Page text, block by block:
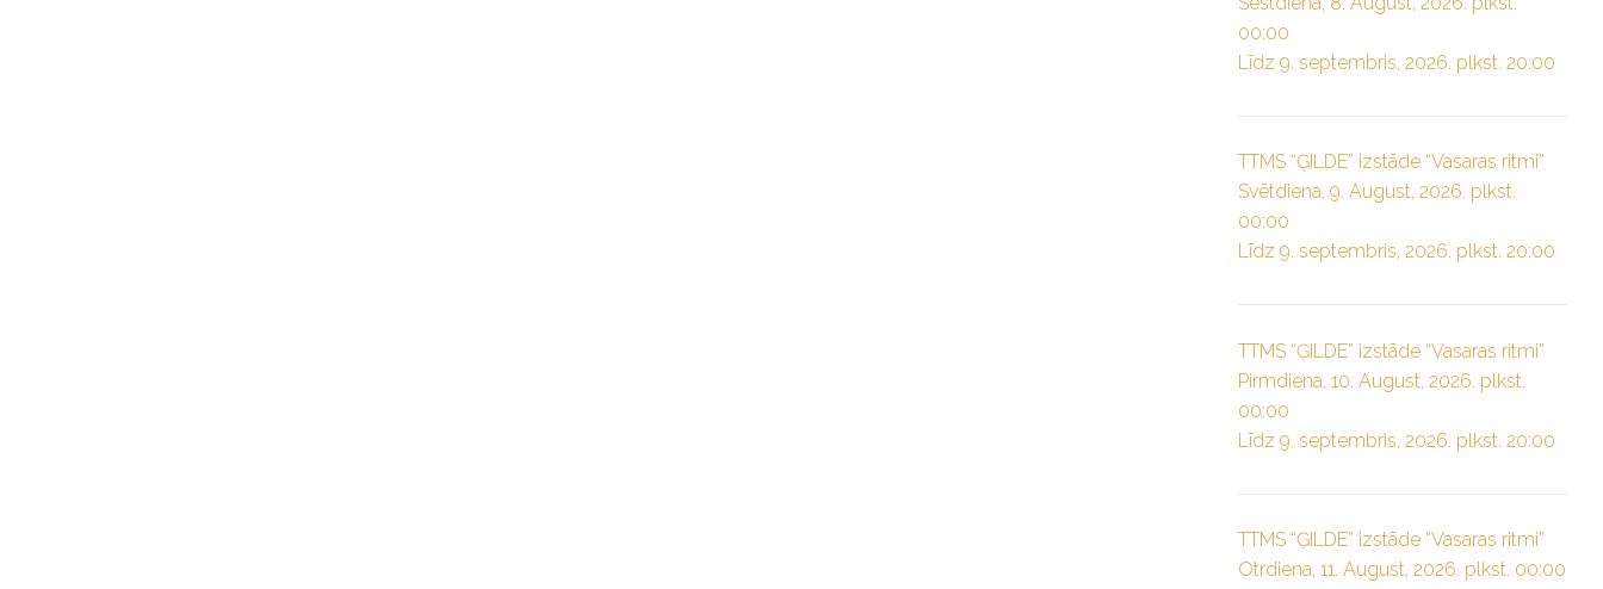
00:00
Līdz 9. septembris, 2026. plkst. 20:00
TTMS “ĢILDE” izstāde “Vasaras ritmi”
Svētdiena, 9. August, 2026. plkst.
00:00
Līdz 9. septembris, 2026. plkst. 20:00
TTMS “ĢILDE” izstāde “Vasaras ritmi”
Pirmdiena, 10. August, 2026. plkst.
00:00
Līdz 9. septembris, 2026. plkst. 20:00
TTMS “ĢILDE” izstāde “Vasaras ritmi”
Otrdiena, 11. August, 2026. plkst. 00:00